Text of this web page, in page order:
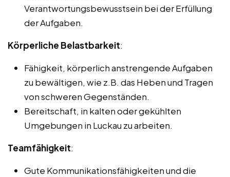
Verantwortungsbewusstsein bei der Erfüllung
der Aufgaben.
Körperliche Belastbarkeit:
Fähigkeit, körperlich anstrengende Aufgaben
zu bewältigen, wie z.B. das Heben und Tragen
von schweren Gegenständen.
Bereitschaft, in kalten oder gekühlten
Umgebungen in Luckau zu arbeiten.
Teamfähigkeit:
Gute Kommunikationsfähigkeiten und die